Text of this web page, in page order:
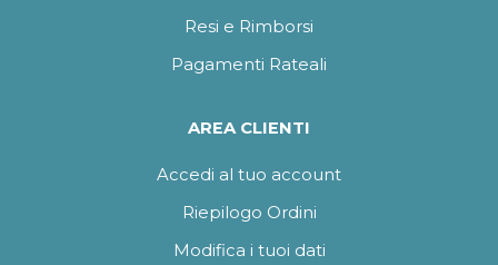
Resi e Rimborsi
Pagamenti Rateali
AREA CLIENTI
Accedi al tuo account
Riepilogo Ordini
Modifica i tuoi dati